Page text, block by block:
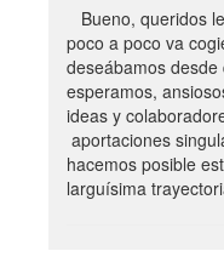
Bueno, queridos
poco a poco va
deseábamos
esperamos,
ideas y
aportaciones
hacemos posible
larguísima